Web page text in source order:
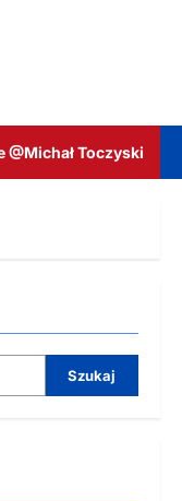
@Michał Toczyski
Szukaj